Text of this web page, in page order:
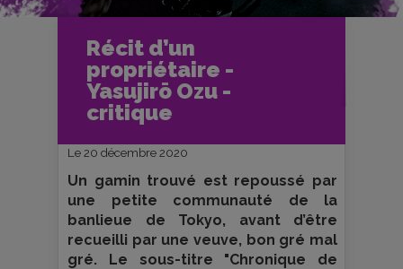
Récit d’un
propriétaire -
Yasujirō Ozu -
critique
Accueil
Cinéma
Critiques et fiches films
Récit d’un propriétaire - Yasujirō Ozu -
critique
Le 20 décembre 2020
Un gamin trouvé est repoussé par
une petite communauté de la
banlieue de Tokyo, avant d’être
recueilli par une veuve, bon gré mal
gré. Le sous-titre "Chronique de